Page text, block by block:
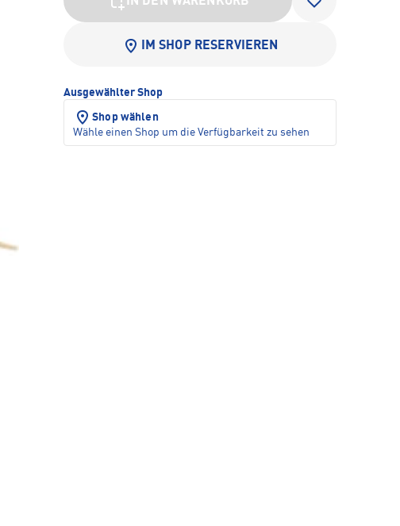
IM SHOP RESERVIEREN
Ausgewählter Shop
Shop wählen
Wähle einen Shop um die Verfügbarkeit zu sehen